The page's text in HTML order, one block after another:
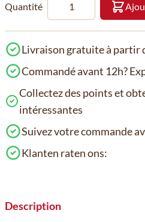
Quantité
Livraison gratuite à partir
Commandé avant 12h?
Collectez des points et
intéressantes
Suivez votre commande
Klanten raten ons:
Description